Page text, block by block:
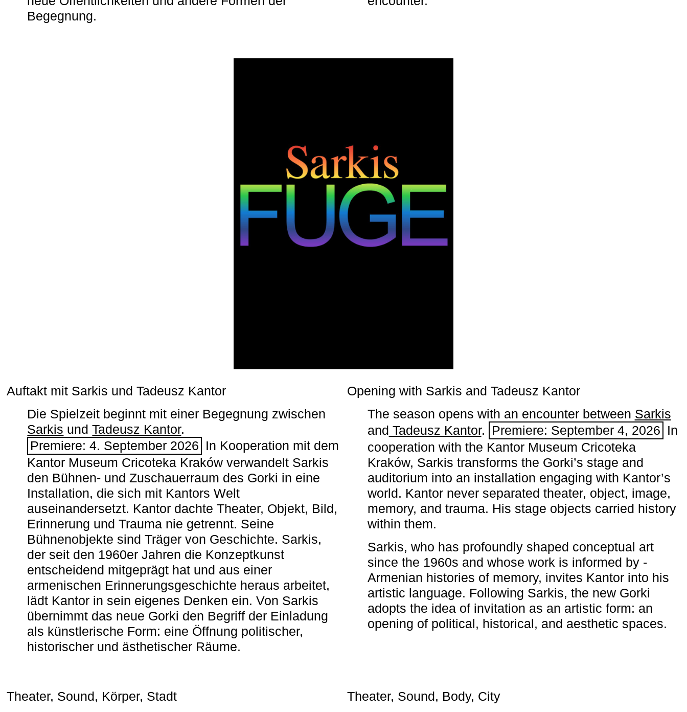
Begegnung.
Auftakt mit Sarkis und Tadeusz Kantor
Die Spielzeit beginnt mit einer Begegnung zwischen
Sarkis undTadeusz Kantor.
Premiere: 4. September 2026 In Kooperation mit dem
Kantor Museum Cricoteka Kraków verwandelt Sarkis
den Bühnen- und Zuschauerraum des Gorki in eine
Installation, die sich mit Kantors Welt
auseinandersetzt. Kantor dachte Theater, Objekt, Bild,
Erinnerung und Trauma nie getrennt. Seine
Bühnenobjekte sind Träger von Geschichte. Sarkis,
der seit den 1960er Jahren die Konzeptkunst
entscheidend mitgeprägt hat und aus einer
armenischen ­Erinnerungsgeschichte heraus arbeitet,
lädt Kantor in sein eigenes Denken ein. Von Sarkis
übernimmt das neue Gorki den Begriff der Einladung
als künstlerische Form: eine Öffnung politischer,
historischer und ästhetischer Räume.
Opening with Sarkis and Tadeusz Kantor
The season opens with an encounter between Sarkis
and Tadeusz Kantor. Premiere: September 4, 2026 In
cooperation with the ­Kantor Museum Cricoteka
Kraków, Sarkis transforms the Gorki’s stage and
auditorium into an installation engaging with Kantor’s
world. Kantor never separated theater, object, image,
memory, and trauma. His stage objects carried history
within them.
Sarkis, who has profoundly shaped conceptual art
since the 1960s and whose work is informed by ­
Armenian histories of memory, invites Kantor into his
artistic language. Following Sarkis, the new Gorki
adopts the idea of invitation as an artistic form: an
opening of political, historical, and aesthetic spaces.
Theater, Sound, Körper, Stadt
Theater, Sound, Body, City